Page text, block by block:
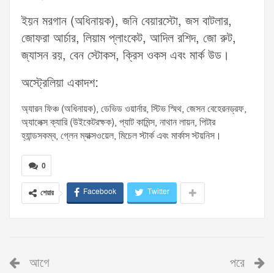
ইয়ন মরগান (অধিনায়ক), জনি বেয়ারস্টো, জস বাটলার,
জোফরা আর্চার, লিয়াম প্লাংকেট, আদিল রশিদ, জো রুট,
জ্যাসন রয়, বেন স্টোকস, ক্রিস ওকস এবং মার্ক উড।
অস্ট্রেলিয়া একাদশ:
অ্যারন ফিঞ্চ (অধিনায়ক), ডেভিড ওয়ার্নার, স্টিভ স্মিথ, জেসন বেহেরনড্রফ,
অ্যালেক্স ক্যারি (উইকেটরক্ষক), প্যাট কামিন্স, নাথান লায়ন, পিটার
হ্যান্ডসকম্ব, গ্লেন ম্যাক্সওয়েল, মিচেল স্টার্ক এবং মার্কাস স্টয়নিস।
0
শেয়ার Facebook Twitter
আগে পরে